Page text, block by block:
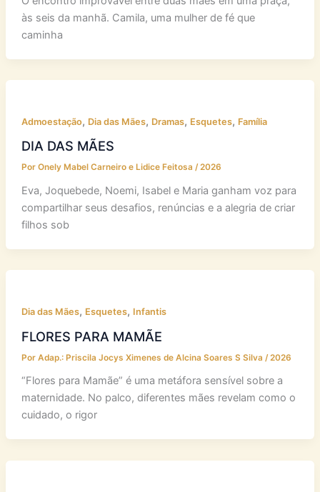
às seis da manhã. Camila, uma mulher de fé que
caminha
Admoestação, Dia das Mães, Dramas, Esquetes, Família
DIA DAS MÃES
Por Onely Mabel Carneiro e Lidice Feitosa /2026
Eva, Joquebede, Noemi, Isabel e Maria ganham voz para
compartilhar seus desafios, renúncias e a alegria de criar
filhos sob
Dia das Mães, Esquetes, Infantis
FLORES PARA MAMÃE
Por Adap.: Priscila Jocys Ximenes de Alcina Soares S Silva /2026
“Flores para Mamãe” é uma metáfora sensível sobre a
maternidade. No palco, diferentes mães revelam como o
cuidado, o rigor